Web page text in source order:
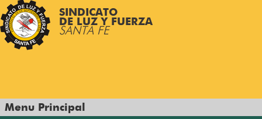
SINDICATO
DE LUZ Y FUERZA
SANTA FE
Menu Principal